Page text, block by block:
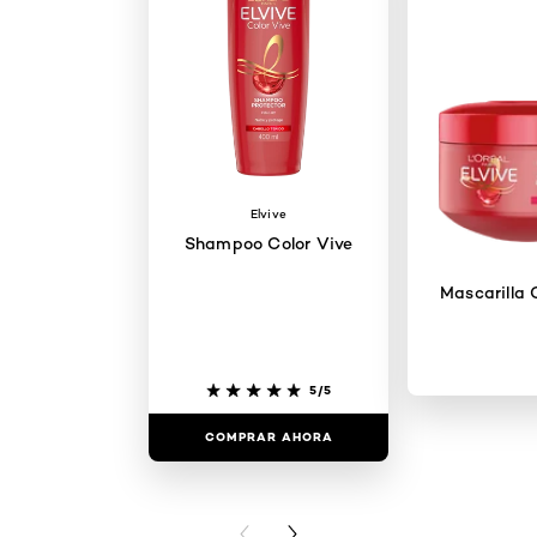
Elvive
Shampoo Color Vive
5/5
COMPRAR AHORA
Mascarilla